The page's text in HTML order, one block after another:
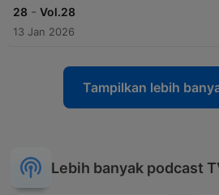
28 - Vol.28
13 Jan 2026
Tampilkan lebih
Lebih banyak podcast